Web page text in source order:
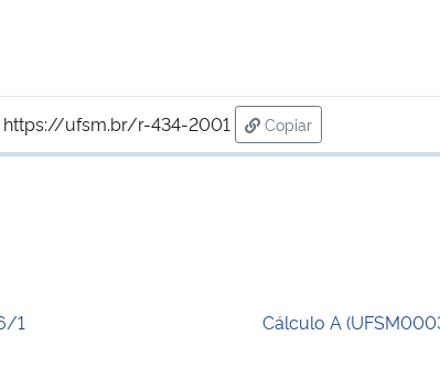
https://ufsm.br/r-434-2001
Copiar
para área de
1 Cálculo A